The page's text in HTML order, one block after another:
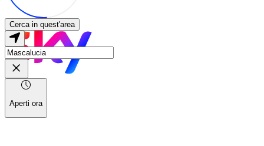
Cerca in quest'area
Aperti ora